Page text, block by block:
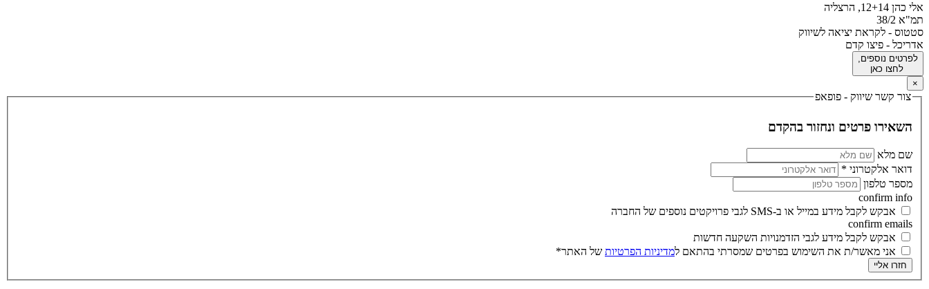
אלי כהן 12+14, הרצליה
תמ"א 38/2
סטטוס - לקראת יציאה לשיווק
אדריכל - פיצו קדם
לפרטים נוספים,
‬ ‫‫לחצו כאן
×
צור קשר שיווק - פופאפ
‫השאירו פרטים ונחזור בהקדם‬
שם מלא
דואר אלקטרוני *
מספר טלפון
confirm info
אבקש לקבל מידע במייל או ב-SMS לגבי פרויקטים נוספים של החברה
confirm emails
אבקש לקבל מידע לגבי הזדמנויות השקעה חדשות
אני מאשר/ת את השימוש בפרטים שמסרתי בהתאם למדיניות הפרטיות של האתר*
חזרו אליי